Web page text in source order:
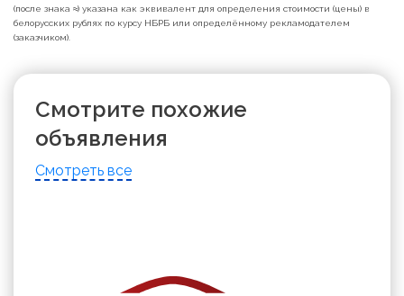
(после знака ≈) указана как эквивалент для определения стоимости (цены) в
белорусских рублях по курсу НБРБ или определённому рекламодателем
(заказчиком).
Смотрите похожие
объявления
Смотреть все